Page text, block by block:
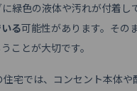
緑色の液体や汚れが付着し
る可能性があります。その
ことが大切です。
宅では、コンセント本体や